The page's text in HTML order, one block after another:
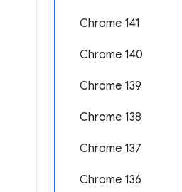
Chrome 141
Chrome 140
Chrome 139
Chrome 138
Chrome 137
Chrome 136